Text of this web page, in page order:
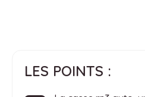
LES POINTS :